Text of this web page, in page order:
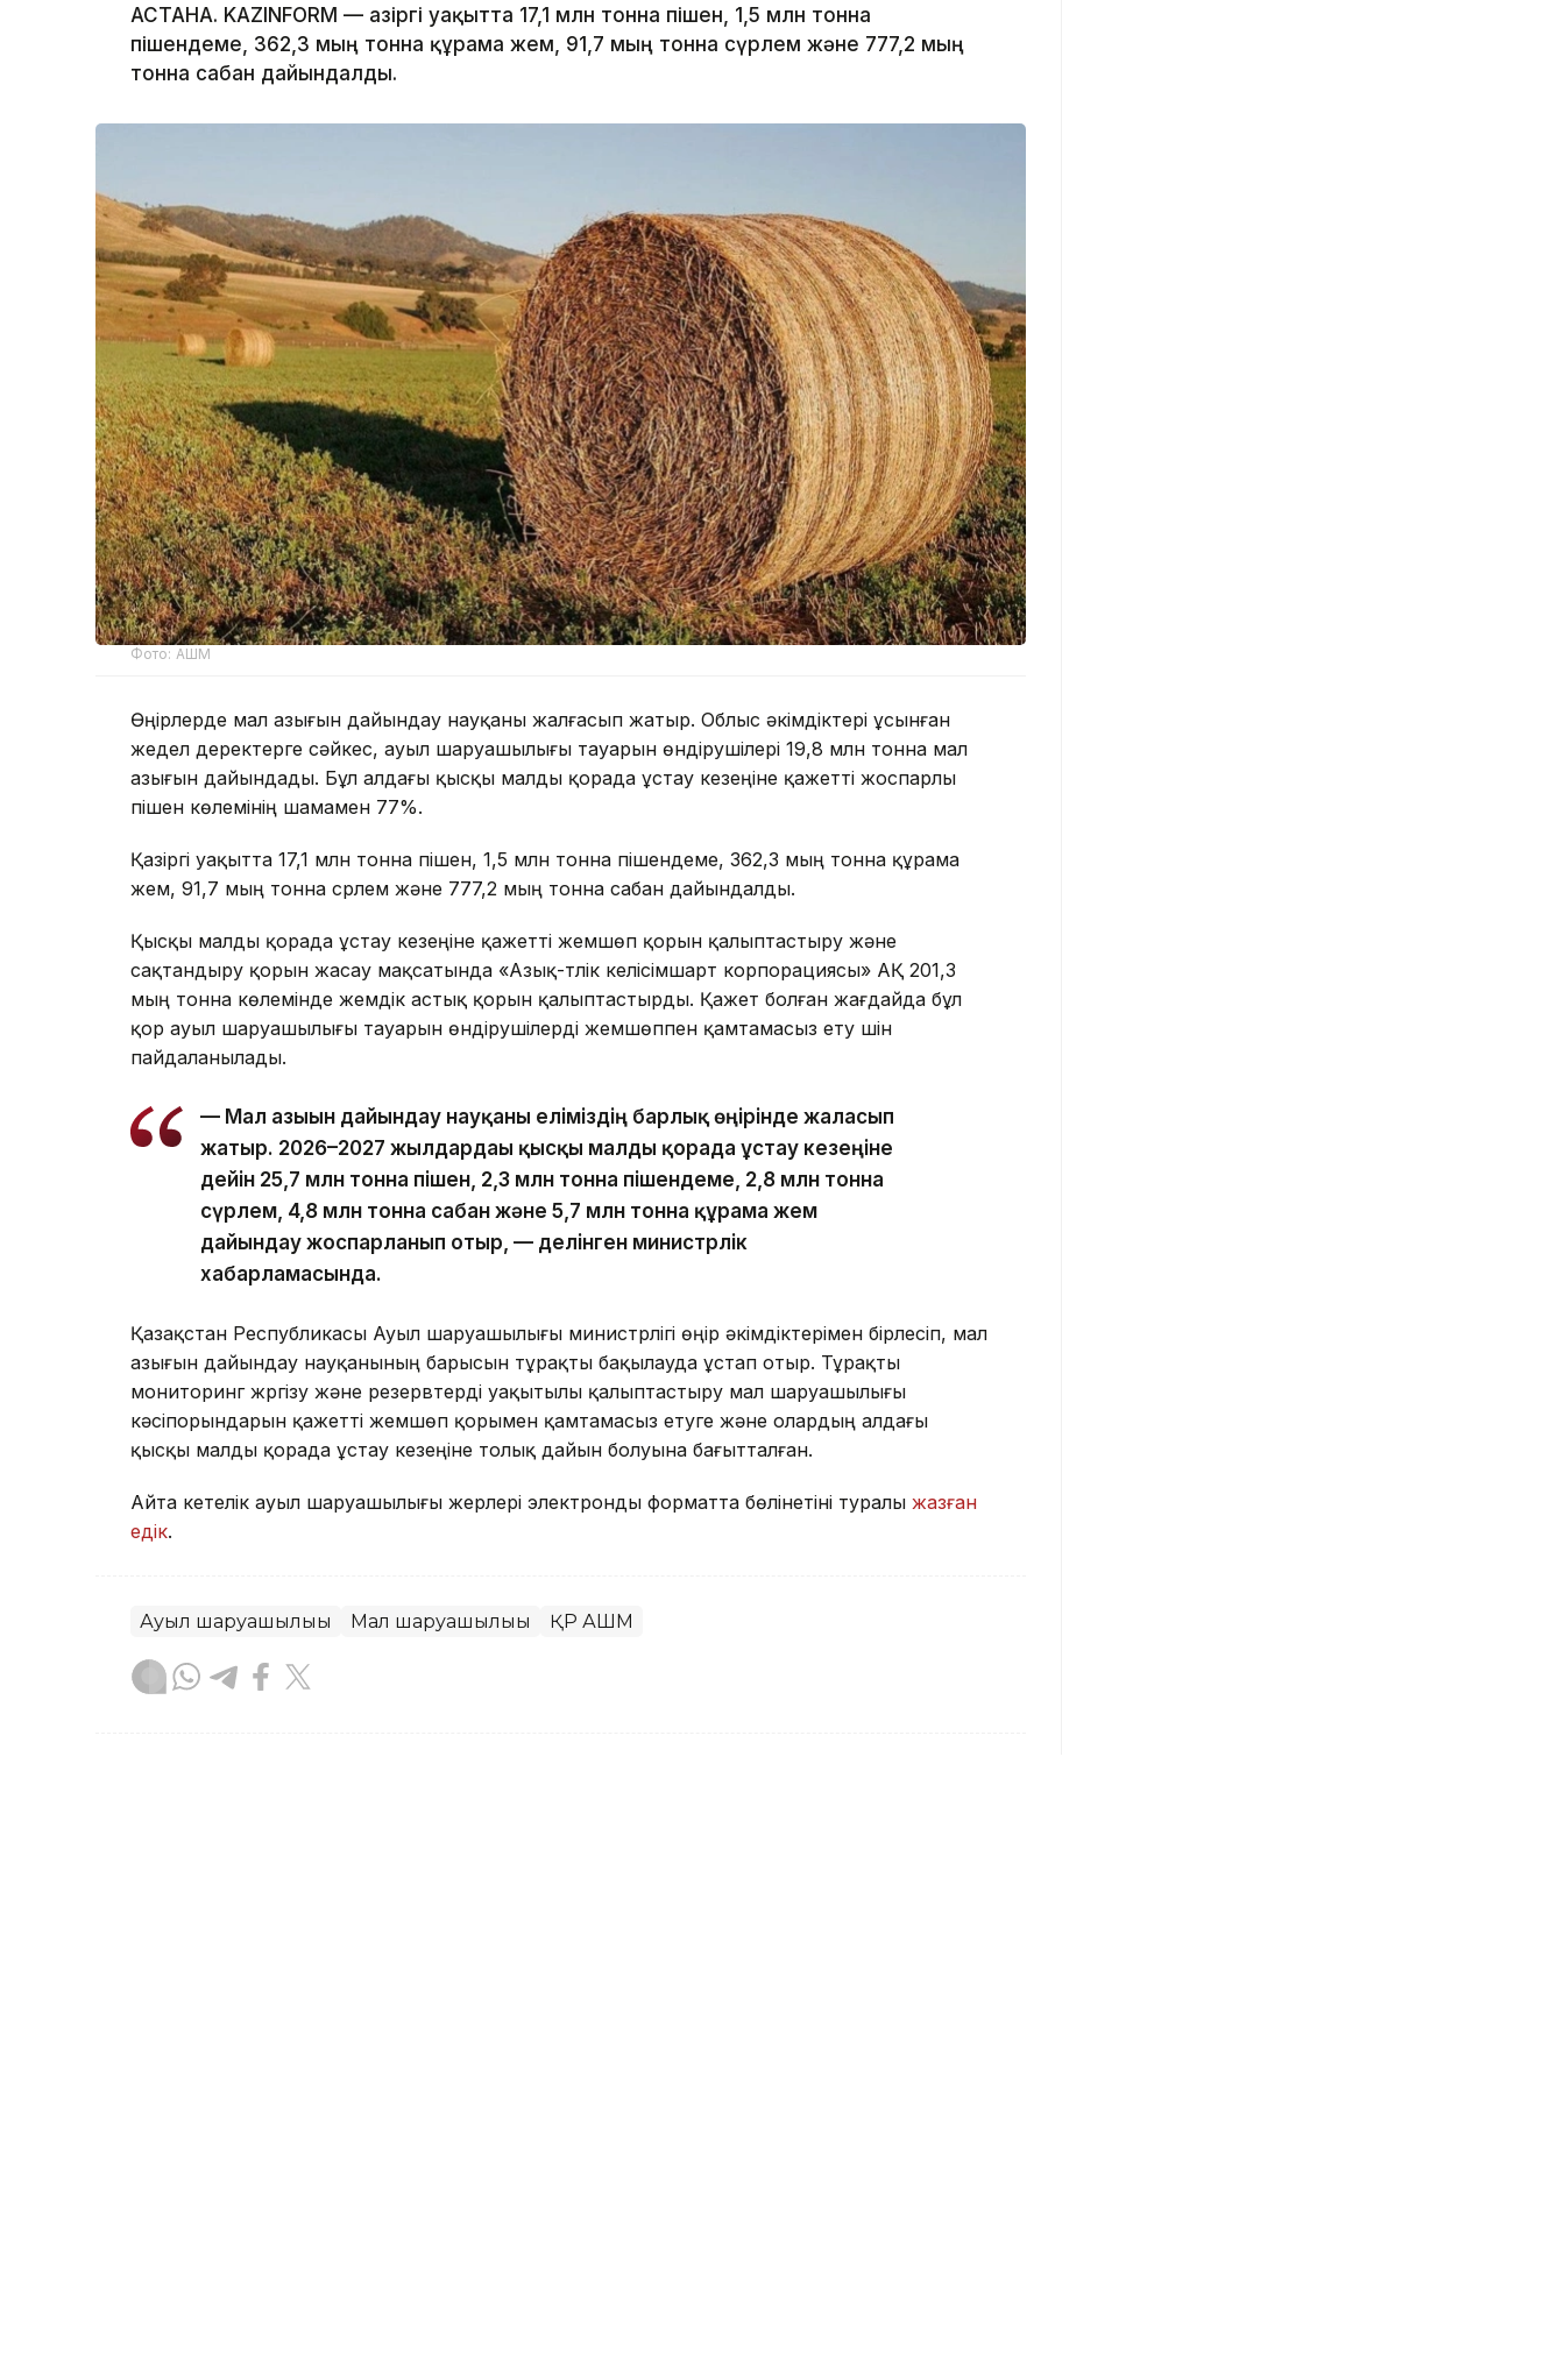
АСТАНА. KAZINFORM — Қазіргі уақытта 17,1 млн тонна пішен, 1,5 млн тонна
пішендеме, 362,3 мың тонна құрама жем, 91,7 мың тонна сүрлем және 777,2 мың
тонна сабан дайындалды.
Фото: АШМ
Өңірлерде мал азығын дайындау науқаны жалғасып жатыр. Облыс әкімдіктері ұсынған
жедел деректерге сәйкес, ауыл шаруашылығы тауарын өндірушілері 19,8 млн тонна мал
азығын дайындады. Бұл алдағы қысқы малды қорада ұстау кезеңіне қажетті жоспарлы
пішен көлемінің шамамен 77%.
Қазіргі уақытта 17,1 млн тонна пішен, 1,5 млн тонна пішендеме, 362,3 мың тонна құрама
жем, 91,7 мың тонна сүрлем және 777,2 мың тонна сабан дайындалды.
Қысқы малды қорада ұстау кезеңіне қажетті жемшөп қорын қалыптастыру және
сақтандыру қорын жасау мақсатында «Азық-түлік келісімшарт корпорациясы» АҚ 201,3
мың тонна көлемінде жемдік астық қорын қалыптастырды. Қажет болған жағдайда бұл
қор ауыл шаруашылығы тауарын өндірушілерді жемшөппен қамтамасыз ету үшін
пайдаланылады.
— Мал азығын дайындау науқаны еліміздің барлық өңірінде жалғасып
жатыр. 2026–2027 жылдардағы қысқы малды қорада ұстау кезеңіне
дейін 25,7 млн тонна пішен, 2,3 млн тонна пішендеме, 2,8 млн тонна
сүрлем, 4,8 млн тонна сабан және 5,7 млн тонна құрама жем
дайындау жоспарланып отыр, — делінген министрлік
хабарламасында.
Қазақстан Республикасы Ауыл шаруашылығы министрлігі өңір әкімдіктерімен бірлесіп, мал
азығын дайындау науқанының барысын тұрақты бақылауда ұстап отыр. Тұрақты
мониторинг жүргізу және резервтерді уақытылы қалыптастыру мал шаруашылығы
кәсіпорындарын қажетті жемшөп қорымен қамтамасыз етуге және олардың алдағы
қысқы малды қорада ұстау кезеңіне толық дайын болуына бағытталған.
Айта кетелік ауыл шаруашылығы жерлері электронды форматта бөлінетіні туралы жазған
едік.
Ауыл шаруашылығы Мал шаруашылығы ҚР АШМ